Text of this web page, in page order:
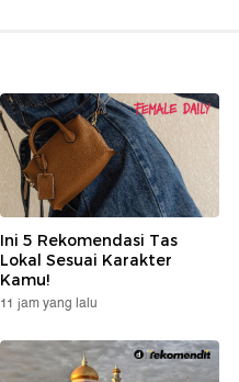
Ini 5 Rekomendasi Tas
Lokal Sesuai Karakter
Kamu!
11 jam yang lalu